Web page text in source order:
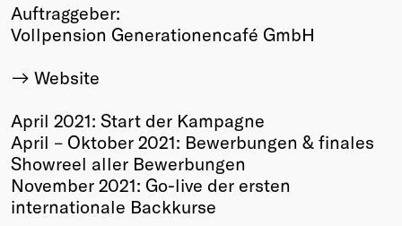
Auftraggeber:
Vollpension Generationencafé GmbH
Website
April 2021: Start der Kampagne
April – Oktober 2021: Bewerbungen & finales
Showreel aller Bewerbungen
November 2021: Go-live der ersten
internationale Backkurse